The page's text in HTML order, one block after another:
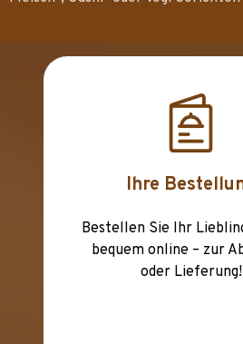
Ihre
Bestellen Sie Ihr
bequem online – zur
oder Lieferung!